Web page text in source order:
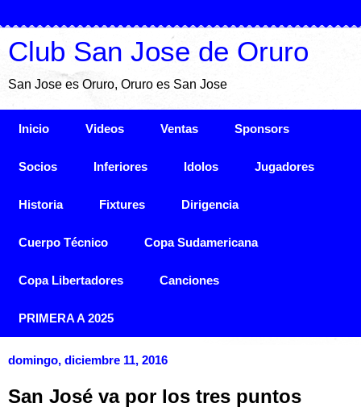
Club San Jose de Oruro
San Jose es Oruro, Oruro es San Jose
Inicio Videos Ventas Sponsors
Socios Inferiores Idolos Jugadores
Historia Fixtures Dirigencia
Cuerpo Técnico Copa Sudamericana
Copa Libertadores Canciones
PRIMERA A 2025
domingo, diciembre 11, 2016
San José va por los tres puntos